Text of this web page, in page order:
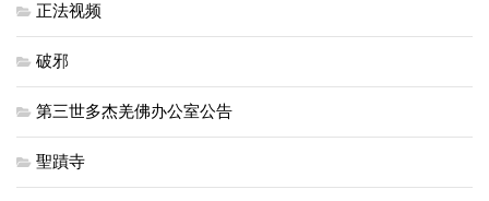
正法视频
破邪
第三世多杰羌佛办公室公告
聖蹟寺